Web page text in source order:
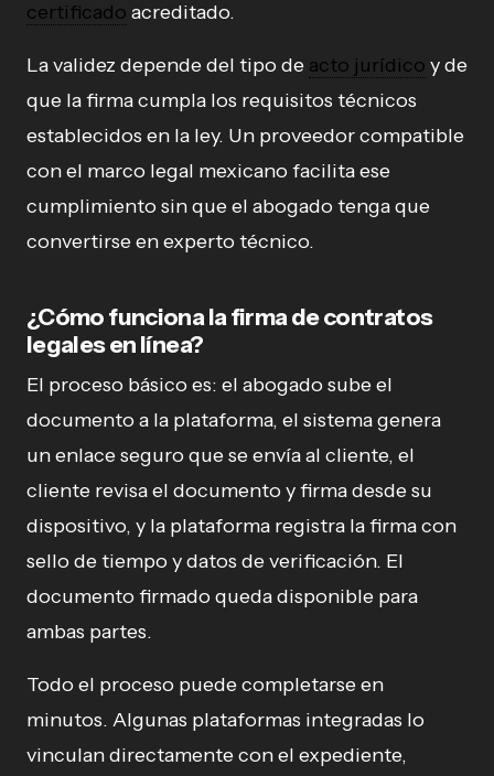
certificado acreditado.
La validez depende del tipo de acto jurídico y de
que la firma cumpla los requisitos técnicos
establecidos en la ley. Un proveedor compatible
con el marco legal mexicano facilita ese
cumplimiento sin que el abogado tenga que
convertirse en experto técnico.
¿Cómo funciona la firma de contratos
legales en línea?
El proceso básico es: el abogado sube el
documento a la plataforma, el sistema genera
un enlace seguro que se envía al cliente, el
cliente revisa el documento y firma desde su
dispositivo, y la plataforma registra la firma con
sello de tiempo y datos de verificación. El
documento firmado queda disponible para
ambas partes.
Todo el proceso puede completarse en
minutos. Algunas plataformas integradas lo
vinculan directamente con el expediente,